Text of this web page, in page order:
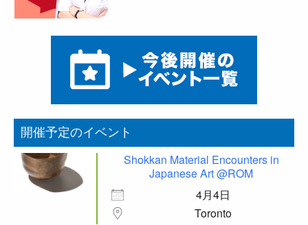
開催予定のイベント
Shokkan Material Encounters in
Japanese Art @ROM
4月4日
Toronto